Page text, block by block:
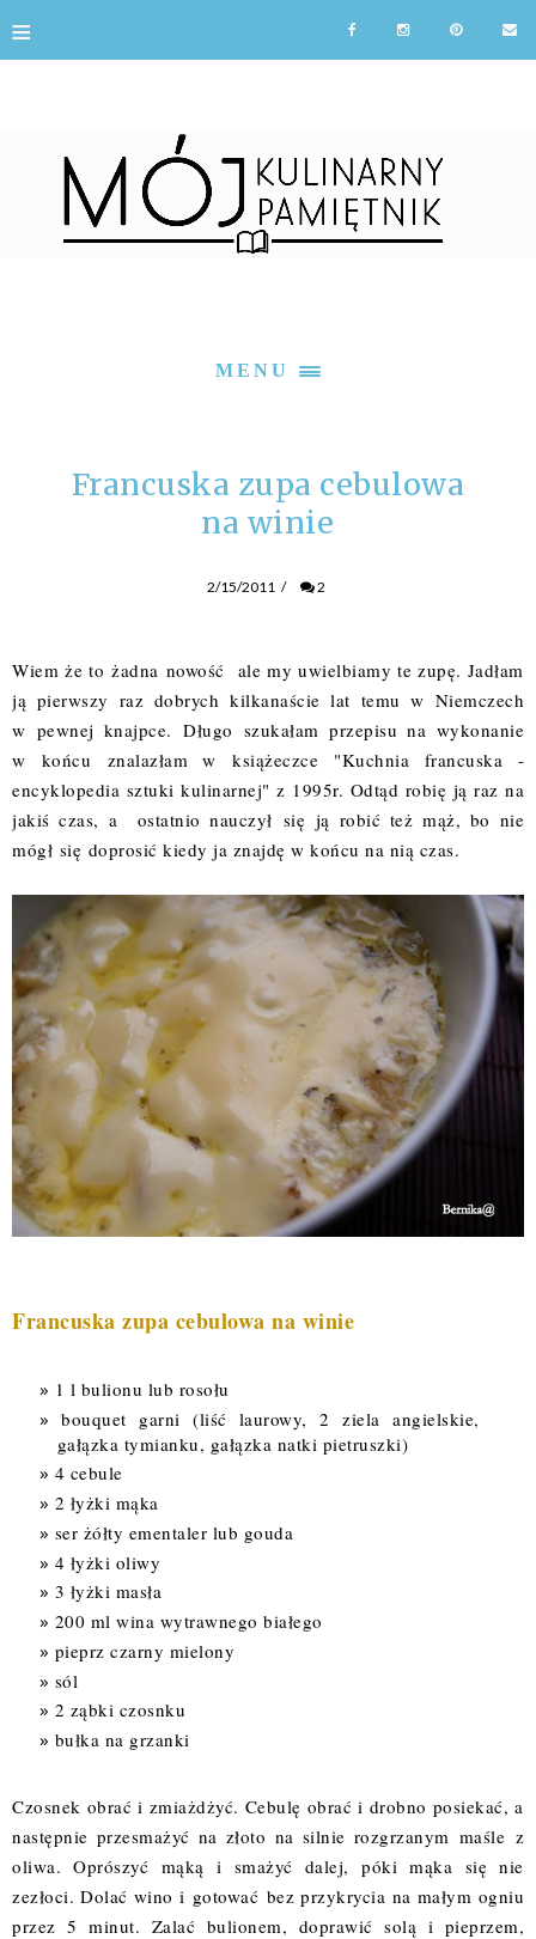
≡
MENU
Francuska zupa cebulowa
na winie
2/15/2011 / 2
Wiem że to żadna nowość ale my uwielbiamy te zupę. Jadłam
ją pierwszy raz dobrych kilkanaście lat temu w Niemczech
w pewnej knajpce. Długo szukałam przepisu na wykonanie
w końcu znalazłam w książeczce "Kuchnia francuska -
encyklopedia sztuki kulinarnej" z 1995r. Odtąd robię ją raz na
jakiś czas, a ostatnio nauczył się ją robić też mąż, bo nie
mógł się doprosić kiedy ja znajdę w końcu na nią czas.
Francuska zupa cebulowa na winie
1 l bulionu lub rosołu
bouquet garni (liść laurowy, 2 ziela angielskie,
gałązka tymianku, gałązka natki pietruszki)
4 cebule
2 łyżki mąka
ser żółty ementaler lub gouda
4 łyżki oliwy
3 łyżki masła
200 ml wina wytrawnego białego
pieprz czarny mielony
sól
2 ząbki czosnku
bułka na grzanki
Czosnek obrać i zmiażdżyć. Cebulę obrać i drobno posiekać, a
następnie przesmażyć na złoto na silnie rozgrzanym maśle z
oliwa. Oprószyć mąką i smażyć dalej, póki mąka się nie
zezłoci. Dolać wino i gotować bez przykrycia na małym ogniu
przez 5 minut. Zalać bulionem, doprawić solą i pieprzem,